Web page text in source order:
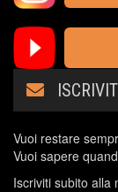
Vuoi restare
Vuoi sapere
Iscriviti subito alla